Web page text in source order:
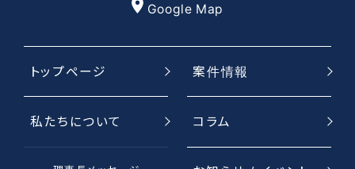
Google Map
トップページ
私たちについて
案件情報
コラム